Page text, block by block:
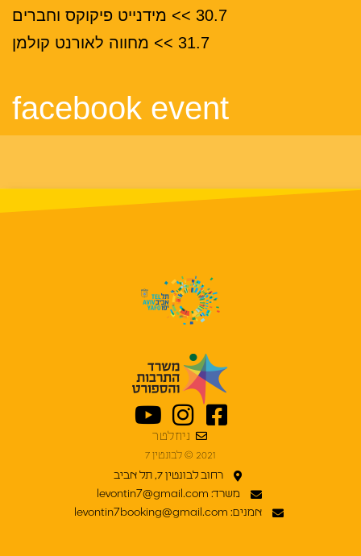
30.7 >> מידנייט פיקוקס וחברים
31.7 >> מחווה לאורנט קולמן
facebook event
רחוב לבונטין 7, תל אביב
משרד: levontin7@gmail.com
אמנים: levontin7booking@gmail.com
ניוזלטר
2021 © לבונטין 7